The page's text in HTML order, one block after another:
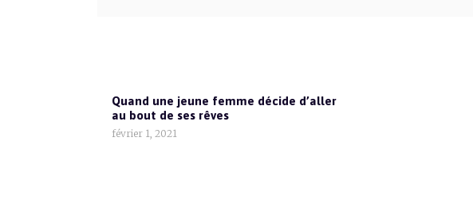
Quand une jeune femme décide d’aller
au bout de ses rêves
février 1, 2021